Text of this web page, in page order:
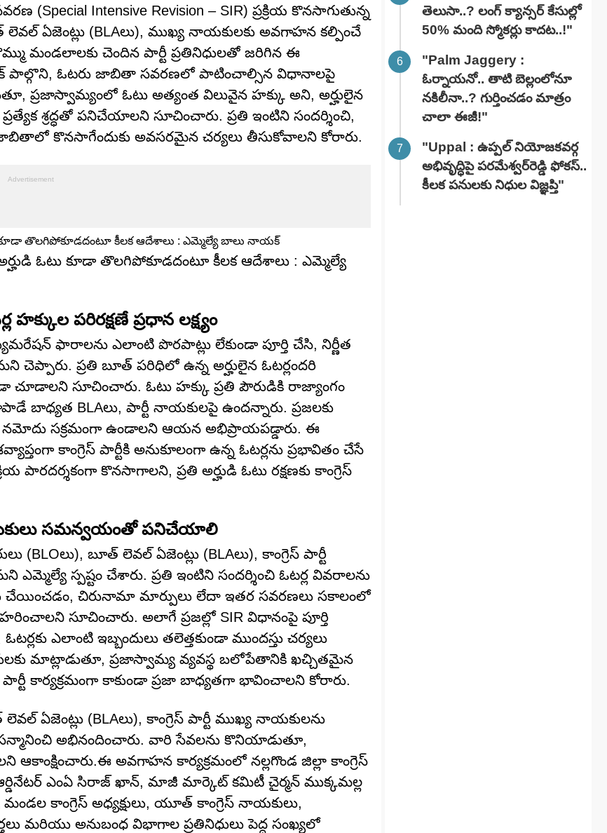
(Special Intensive Revision – SIR) ప్రక్రియ కొనసాగుతున్న
ఏజెంట్లు (BLAలు), ముఖ్య నాయకులకు అవగాహన కల్పించే
మండలాలకు చెందిన పార్టీ ప్రతినిధులతో జరిగిన ఈ
పాల్గొని, ఓటరు జాబితా సవరణలో పాటించాల్సిన విధానాలపై
ప్రజాస్వామ్యంలో ఓటు అత్యంత విలువైన హక్కు అని, అర్హులైన
శ్రద్ధతో పనిచేయాలని సూచించారు. ప్రతి ఇంటిని సందర్శించి,
జాబితాలో కొనసాగేందుకు అవసరమైన చర్యలు తీసుకోవాలని కోరారు.
ఓటు కూడా తొలగిపోకూడదంటూ కీలక ఆదేశాలు : ఎమ్మెల్యే
పరిరక్షణే ప్రధాన లక్ష్యం
ఫారాలను ఎలాంటి పొరపాట్లు లేకుండా పూర్తి చేసి, నిర్ణీత
ప్రతి బూత్ పరిధిలో ఉన్న అర్హులైన ఓటర్లందరి
సూచించారు. ఓటు హక్కు ప్రతి పౌరుడికి రాజ్యాంగం
బాధ్యత BLAలు, పార్టీ నాయకులపై ఉందన్నారు. ప్రజలకు
నమోదు సక్రమంగా ఉండాలని ఆయన అభిప్రాయపడ్డారు. ఈ
కాంగ్రెస్ పార్టీకి అనుకూలంగా ఉన్న ఓటర్లను ప్రభావితం చేసే
పారదర్శకంగా కొనసాగాలని, ప్రతి అర్హుడి ఓటు రక్షణకు కాంగ్రెస్
సమన్వయంతో పనిచేయాలి
బూత్ లెవల్ ఏజెంట్లు (BLAలు), కాంగ్రెస్ పార్టీ
స్పష్టం చేశారు. ప్రతి ఇంటిని సందర్శించి ఓటర్ల వివరాలను
చేయించడం, చిరునామా మార్పులు లేదా ఇతర సవరణలు సకాలంలో
సూచించారు. అలాగే ప్రజల్లో SIR విధానంపై పూర్తి
ఎలాంటి ఇబ్బందులు తలెత్తకుండా ముందస్తు చర్యలు
మాట్లాడుతూ, ప్రజాస్వామ్య వ్యవస్థ బలోపేతానికి ఖచ్చితమైన
కార్యక్రమంగా కాకుండా ప్రజా బాధ్యతగా భావించాలని కోరారు.
ఏజెంట్లు (BLAలు), కాంగ్రెస్ పార్టీ ముఖ్య నాయకులను
అభినందించారు. వారి సేవలను కొనియాడుతూ,
అవగాహన కార్యక్రమంలో నల్లగొండ జిల్లా కాంగ్రెస్
కోఆర్డినేటర్ ఎంఏ సిరాజ్ ఖాన్, మాజీ మార్కెట్ కమిటీ చైర్మన్ ముక్కమల్ల
కాంగ్రెస్ అధ్యక్షులు, యూత్ కాంగ్రెస్ నాయకులు,
మరియు అనుబంధ విభాగాల ప్రతినిధులు పెద్ద సంఖ్యలో
తెలుసా..? లంగ్ క్యాన్సర్ కేసుల్లో
50% మంది స్మోకర్లు కాదట..!"
"Palm Jaggery :
ఓర్నాయనో.. తాటి బెల్లంలోనూ
నకిలీనా..? గుర్తించడం మాత్రం
చాలా ఈజీ!"
"Uppal : ఉప్పల్ నియోజకవర్గ
అభివృద్ధిపై పరమేశ్వర్‌రెడ్డి ఫోకస్..
కీలక పనులకు నిధుల విజ్ఞప్తి"